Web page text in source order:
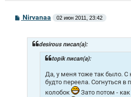
С
о
Nirvanaa 02 июн 2011, 23:42
desirous писал(а):
topik писал(а):
Да, у меня тоже так было. С
будто переела. Согнуться в
колобок
Зато потом - как